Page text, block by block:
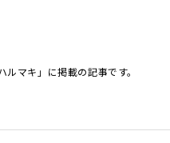
マキ」に掲載の記事です。